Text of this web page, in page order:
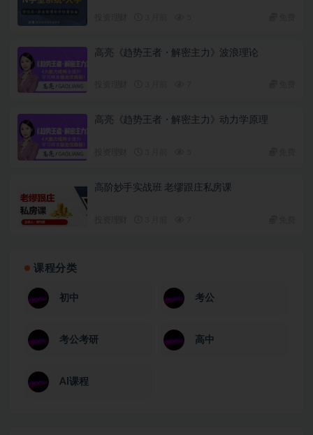
高亮《趋势王者・解密主力》波浪理论
高亮《趋势王者・解密主力》动力学原理
高阶妙手实战班 老缪跟庄私房课
课程分类
初中 考公
考公考研 高中
AI课程